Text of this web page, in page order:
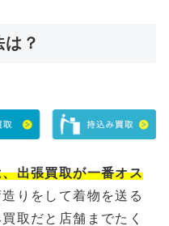
？
出張買取が一番オス
りをして着物を送る
取だと店舗までたく